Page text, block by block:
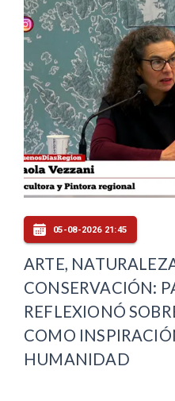
05-08-2026 21:45
ARTE,
CONSERVACIÓN:
REFLEXIONÓ
COMO
HUMANIDAD